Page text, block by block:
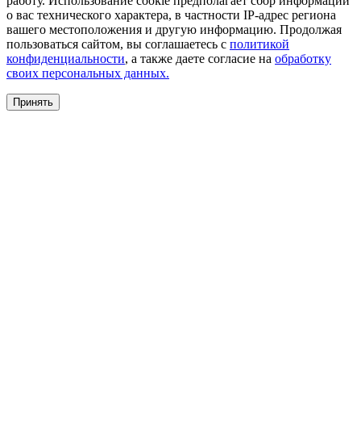
о вас технического характера, в частности IP-адрес региона
вашего местоположения и другую информацию. Продолжая
пользоваться сайтом, вы соглашаетесь с политикой
конфиденциальности, а также даете согласие на обработку
своих персональных данных.
Принять